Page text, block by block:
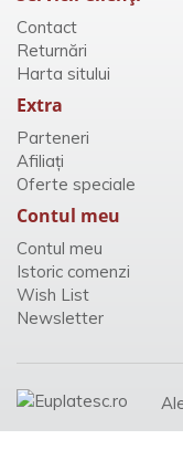
Contact
Returnări
Harta sitului
Extra
Parteneri
Afiliaţi
Oferte speciale
Contul meu
Contul meu
Istoric comenzi
Wish List
Newsletter